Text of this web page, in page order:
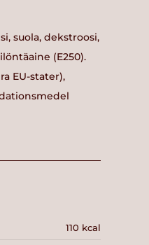
suola, dekstroosi,
(E250).
EU-stater),
110 kcal